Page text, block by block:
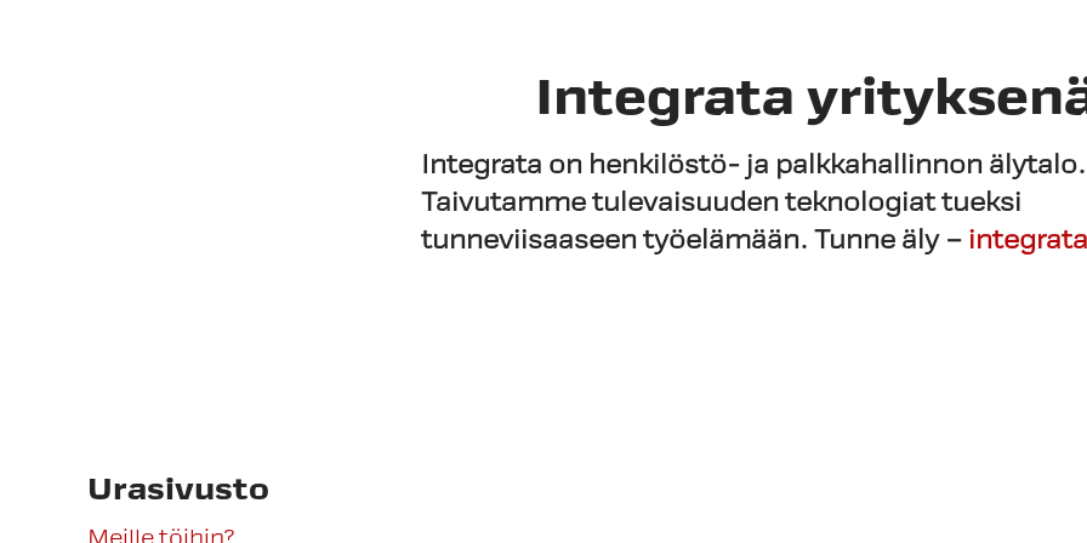
Integrata
Integrata on henkilöstö- ja palkkahallinnon älytalo.
Taivutamme tulevaisuuden teknologiat tueksi
tunneviisaaseen työelämään. Tunne äly –
Urasivusto